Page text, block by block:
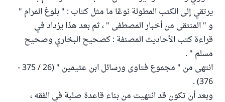
يرتقي إلى الكتب المطولة نوعًا ما مثل كتاب : " بلوغ المرام "
و " المنتقى من أخبار المصطفى " ، ثم بعد هذا يزداد في
قراءة كتب الأحاديث المصنفة : كصحيح البخاري وصحيح
مسلم " .
انتهى من " مجموع فتاوى ورسائل ابن عثيمين " (26 / 375 -
376) .
وبعد أن تكون قد انتهيت من بناء قاعدة صلبة في الفقه ،